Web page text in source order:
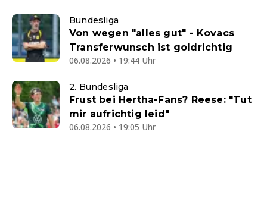
Bundesliga
Von wegen "alles gut" - Kovacs
Transferwunsch ist goldrichtig
06.08.2026 • 19:44 Uhr
2. Bundesliga
Frust bei Hertha-Fans? Reese: "Tut
mir aufrichtig leid"
06.08.2026 • 19:05 Uhr